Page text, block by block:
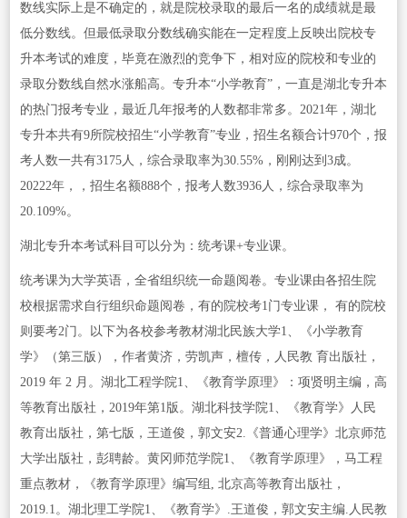
数线实际上是不确定的，就是院校录取的最后一名的成绩就是最
低分数线。但最低录取分数线确实能在一定程度上反映出院校专
升本考试的难度，毕竟在激烈的竞争下，相对应的院校和专业的
录取分数线自然水涨船高。专升本“小学教育”，一直是湖北专升本
的热门报考专业，最近几年报考的人数都非常多。2021年，湖北
专升本共有9所院校招生“小学教育”专业，招生名额合计970个，报
考人数一共有3175人，综合录取率为30.55%，刚刚达到3成。
20222年，，招生名额888个，报考人数3936人，综合录取率为
20.109%。
湖北专升本考试科目可以分为：统考课+专业课。
统考课为大学英语，全省组织统一命题阅卷。专业课由各招生院
校根据需求自行组织命题阅卷，有的院校考1门专业课， 有的院校
则要考2门。以下为各校参考教材湖北民族大学1、《小学教育
学》（第三版），作者黄济，劳凯声，檀传，人民教 育出版社，
2019 年 2 月。湖北工程学院1、《教育学原理》：项贤明主编，高
等教育出版社，2019年第1版。湖北科技学院1、《教育学》人民
教育出版社，第七版，王道俊，郭文安2.《普通心理学》北京师范
大学出版社，彭聘龄。黄冈师范学院1、《教育学原理》，马工程
重点教材，《教育学原理》编写组, 北京高等教育出版社，
2019.1。湖北理工学院1、《教育学》.王道俊，郭文安主编.人民教